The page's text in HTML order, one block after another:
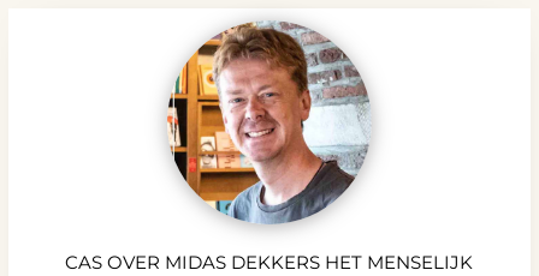
CAS OVER MIDAS DEKKERS HET MENSELIJK